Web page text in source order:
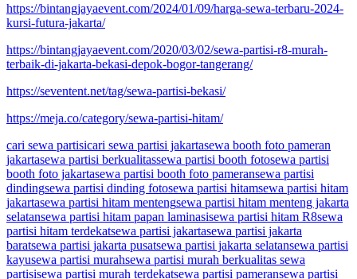
https://bintangjayaevent.com/2024/01/09/harga-sewa-terbaru-2024-
kursi-futura-jakarta/
https://bintangjayaevent.com/2020/03/02/sewa-partisi-r8-murah-
terbaik-di-jakarta-bekasi-depok-bogor-tangerang/
https://seventent.net/tag/sewa-partisi-bekasi/
https://meja.co/category/sewa-partisi-hitam/
cari sewa partisicari sewa partisi jakartasewa booth foto pameran
jakartasewa partisi berkualitassewa partisi booth fotosewa partisi
booth foto jakartasewa partisi booth foto pameransewa partisi
dindingsewa partisi dinding fotosewa partisi hitamsewa partisi hitam
jakartasewa partisi hitam mentengsewa partisi hitam menteng jakarta
selatansewa partisi hitam papan laminasisewa partisi hitam R8sewa
partisi hitam terdekatsewa partisi jakartasewa partisi jakarta
baratsewa partisi jakarta pusatsewa partisi jakarta selatansewa partisi
kayusewa partisi murahsewa partisi murah berkualitas sewa
partisisewa partisi murah terdekatsewa partisi pameransewa partisi